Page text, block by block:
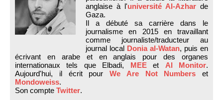
anglaise à l'université Al-Azhar de
Gaza.
Il a débuté sa carrière dans le
journalisme en 2015 en travaillant
comme journaliste/traducteur au
journal local Donia al-Watan, puis en
écrivant en arabe et en anglais pour des organes
internationaux tels que Elbadi, MEEet Al Monitor.
Aujourd'hui, il écrit pour We Are Not Numbers et
Mondoweiss.
Son compte Twitter.